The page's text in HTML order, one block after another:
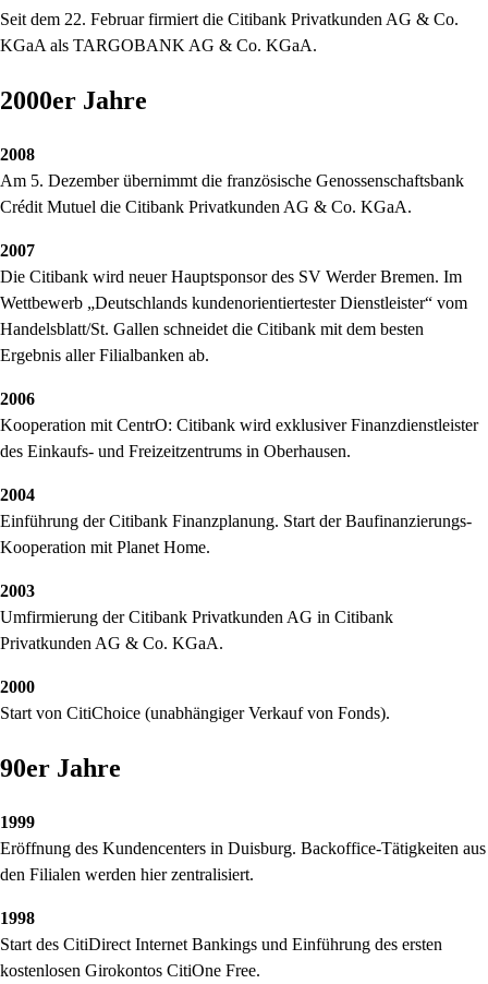
Seit dem 22. Februar firmiert die Citibank Privatkunden AG & Co.
KGaA als TARGOBANK AG & Co. KGaA.
2000er Jahre
2008
Am 5. Dezember übernimmt die französische Genossenschaftsbank
Crédit Mutuel die Citibank Privatkunden AG & Co. KGaA.
2007
Die Citibank wird neuer Hauptsponsor des SV Werder Bremen. Im
Wettbewerb „Deutschlands kundenorientiertester Dienstleister“ vom
Handelsblatt/St. Gallen schneidet die Citibank mit dem besten
Ergebnis aller Filialbanken ab.
2006
Kooperation mit CentrO: Citibank wird exklusiver Finanzdienstleister
des Einkaufs- und Freizeitzentrums in Oberhausen.
2004
Einführung der Citibank Finanzplanung. Start der Baufinanzierungs-
Kooperation mit Planet Home.
2003
Umfirmierung der Citibank Privatkunden AG in Citibank
Privatkunden AG & Co. KGaA.
2000
Start von CitiChoice (unabhängiger Verkauf von Fonds).
90er Jahre
1999
Eröffnung des Kundencenters in Duisburg. Backoffice-Tätigkeiten aus
den Filialen werden hier zentralisiert.
1998
Start des CitiDirect Internet Bankings und Einführung des ersten
kostenlosen Girokontos CitiOne Free.